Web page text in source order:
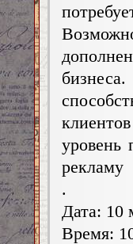
уровень
рекламу
.
Дата: 10
Время: